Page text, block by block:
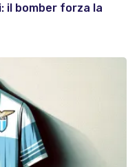
il bomber forza la